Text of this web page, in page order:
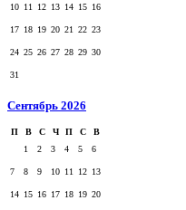
10 11 12 13 14 15 16
17 18 19 20 21 22 23
24 25 26 27 28 29 30
31
Сентябрь 2026
П В С Ч П С
В
1
2 3 4 5 6
7 8 9 10 11 12 13
14 15 16 17 18 19 20